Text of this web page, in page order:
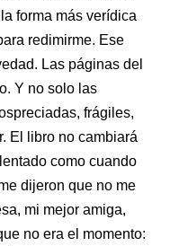
forma más verídica
redimirme. Ese
Las páginas del
Y no solo las
frágiles,
El libro no cambiará
como cuando
dijeron que no me
mi mejor amiga,
no era el momento: